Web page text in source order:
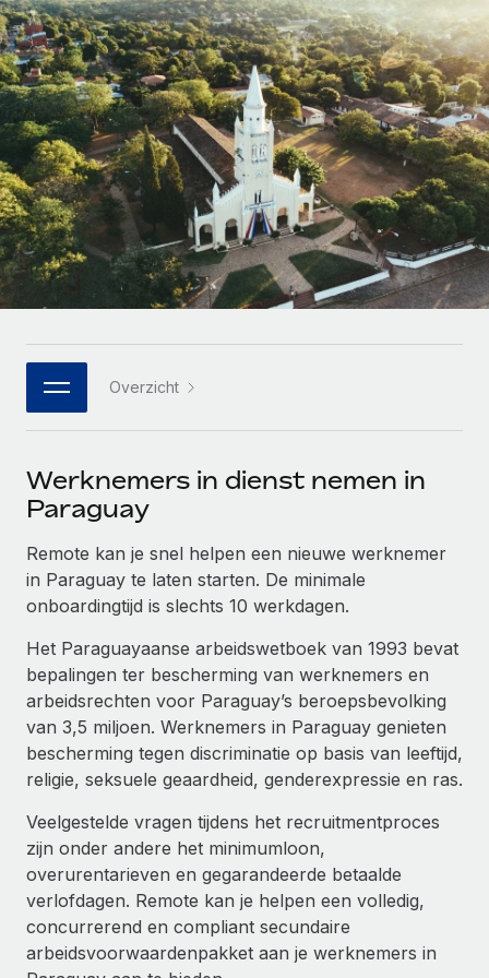
Zzp'ers internationaal onboarden en beheren
PEO
Ingewikkelde HR-taken eenvoudig uitbesteden
INFRASTRUCTUUR
Remote Embedded
HR naadloos in workflows integreren
Platform
Ingebouwde essentiële HR-functies voor je team
Integraties
Krijg hulp van global HR- en juridische experts
Achtergrondonderzoek
Vereenvoudig het screeningsproces van
kandidaten
Compliance Watchtower
Blijf compliance-risico's voor
Apparaatbeheer
Lever en track wereldwijd IT-middelen
Entiteiten oprichten
Stel snel compliant entiteiten op
Mobiliteit en overplaatsing
Plaats werknemers moeiteloos over
GROEIFASE
Start-ups
Flexibele global HR en payroll solutions voor groeiende
bedrijven
Mid-market
Teams uitbreiden met HR solutions op maat
Enterprise
Global HR voor grote bedrijven
WERK MET ONS SAMEN
Strategische technologiepartners
Een partner worden
Integraties en advies over AI-automatiseringen
CASESTUDY'S
Betalingscalculator voor zzp'ers
Ontdek valuta-opties en betaalsnelheden voor
internationale zzp'ers
LEREN MET REMOTE
Onderzoek en gidsen
Casestudy's
HR-woordenlijst
Checklists en templates
Webinars
Newsroom
Inzichtencentrum
Alle bronnen bekijken
BLOG
Global Payroll
EOR en PEO
Contractor Management
Belastingen
Naar de blog
Nederlands
Français
Deutsch
Español
Italiano
Português (Portugal)
日本語
한국어
Inloggen
Overzicht
Werknemers in dienst nemen in
Paraguay
Remote kan je snel helpen een nieuwe werknemer
in Paraguay te laten starten. De minimale
onboardingtijd is slechts 10 werkdagen.
Het Paraguayaanse arbeidswetboek van 1993 bevat
bepalingen ter bescherming van werknemers en
arbeidsrechten voor Paraguay’s beroepsbevolking
van 3,5 miljoen. Werknemers in Paraguay genieten
bescherming tegen discriminatie op basis van leeftijd,
religie, seksuele geaardheid, genderexpressie en ras.
Veelgestelde vragen tijdens het recruitmentproces
zijn onder andere het minimumloon,
overurentarieven en gegarandeerde betaalde
verlofdagen. Remote kan je helpen een volledig,
concurrerend en compliant secundaire
arbeidsvoorwaardenpakket aan je werknemers in